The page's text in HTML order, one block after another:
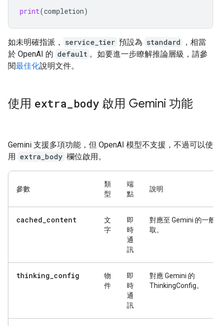
print(completion)
如未明確指派， service_tier 預設為 standard
，相當
於 OpenAI 的 default 。如要進一步瞭解推論層級，請參
閱最佳化說明文件。
使用 extra body 啟用 Gemini 功能
Gemini 支援多項功能，但 OpenAI 模型不支援，不過可以使
用 extra_body 欄位啟用。
參數
類
型
端
點
說明
cached_content
文
字
即
時
通
訊
對應至 Gemini 的一般
取。
thinking_config
物
件
即
時
通
訊
對應 Gemini 的
ThinkingConfig。